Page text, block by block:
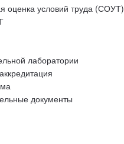
оценка условий труда (СОУТ)
лаборатории
документы